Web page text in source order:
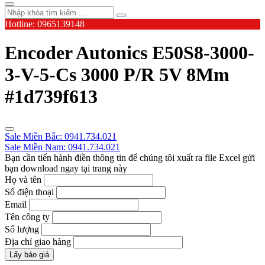
Hotline: 0965139148
Encoder Autonics E50S8-3000-
3-V-5-Cs 3000 P/R 5V 8Mm
#1d739f613
Sale Miền Bắc: 0941.734.021
Sale Miền Nam: 0941.734.021
Bạn cần tiến hành điền thông tin để chúng tôi xuất ra file Excel gửi
bạn download ngay tại trang này
Họ và tên
Số điện thoại
Email
Tên công ty
Số lượng
Địa chỉ giao hàng